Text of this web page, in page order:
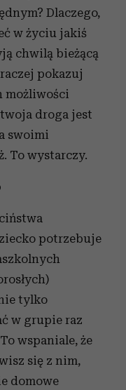
Dlaczego,
w życiu jakiś
chwilą bieżącą
pokazuj
możliwości
droga jest
swoimi
To wystarczy.
potrzebuje
tylko
w grupie raz
wspaniale, że
się z nim,
domowe